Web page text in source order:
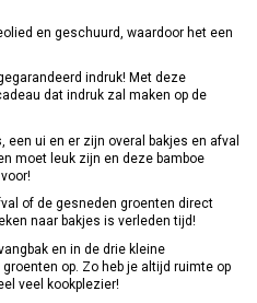
en geschuurd, waardoor het een
indruk! Met deze
dat indruk zal maken op de
ui en er zijn overal bakjes en afval
moet leuk zijn en deze bamboe
of de gesneden groenten direct
naar bakjes is verleden tijd!
en in de drie kleine
op. Zo heb je altijd ruimte op
veel kookplezier!